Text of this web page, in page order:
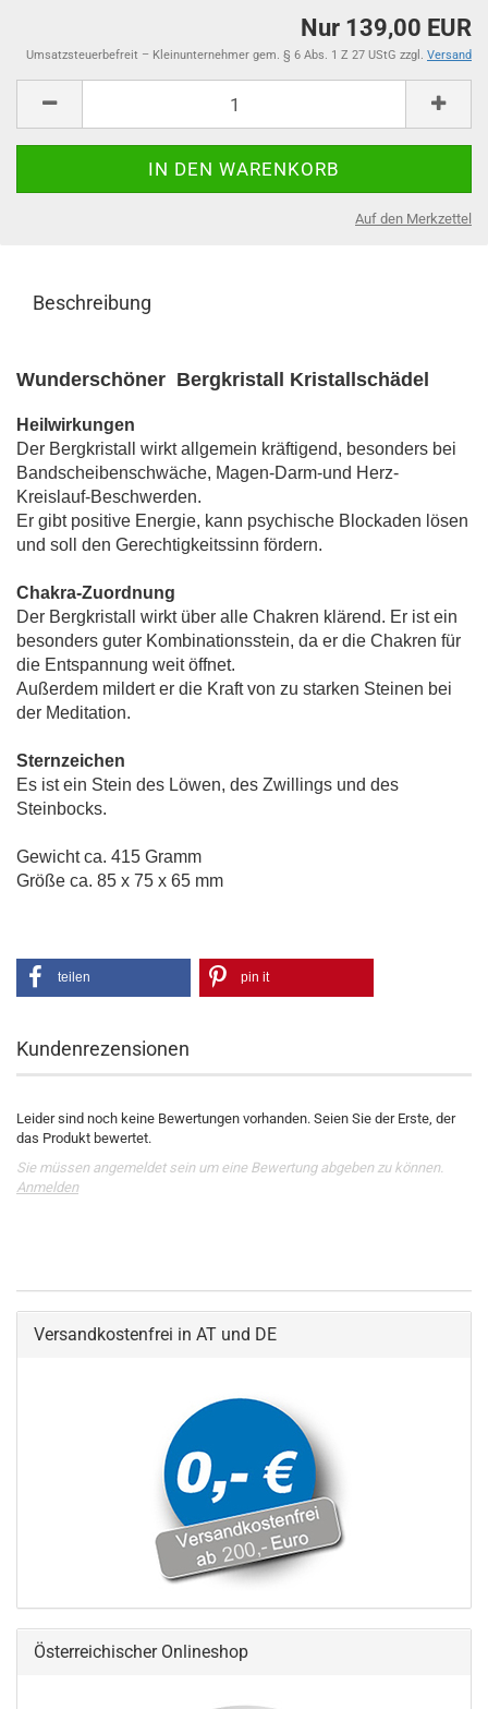
Nur 139,00 EUR
Umsatzsteuerbefreit – Kleinunternehmer gem. § 6 Abs. 1 Z 27 UStG zzgl. Versand
Auf den Merkzettel
Beschreibung
Wunderschöner Bergkristall Kristallschädel
Heilwirkungen
Der Bergkristall wirkt allgemein kräftigend, besonders bei
Bandscheibenschwäche, Magen-Darm-und Herz-
Kreislauf-Beschwerden.
Er gibt positive Energie, kann psychische Blockaden lösen
und soll den Gerechtigkeitssinn fördern.
Chakra-Zuordnung
Der Bergkristall wirkt über alle Chakren klärend. Er ist ein
besonders guter Kombinationsstein, da er die Chakren für
die Entspannung weit öffnet.
Außerdem mildert er die Kraft von zu starken Steinen bei
der Meditation.
Sternzeichen
Es ist ein Stein des Löwen, des Zwillings und des
Steinbocks.
Gewicht ca. 415 Gramm
Größe ca. 85 x 75 x 65 mm
teilen pin it
Kundenrezensionen
Leider sind noch keine Bewertungen vorhanden. Seien Sie der Erste, der
das Produkt bewertet.
Sie müssen angemeldet sein um eine Bewertung abgeben zu können.
Anmelden
Versandkostenfrei in AT und DE
Österreichischer Onlineshop